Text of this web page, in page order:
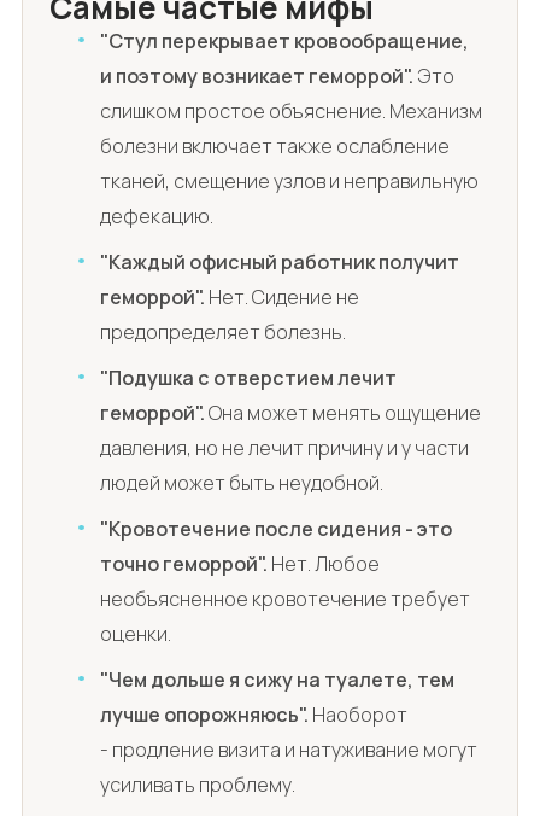
"Стул перекрывает кровообращение,
и поэтому возникает геморрой". Это
слишком простое объяснение. Механизм
болезни включает также ослабление
тканей, смещение узлов и неправильную
дефекацию.
"Каждый офисный работник получит
геморрой". Нет. Сидение не
предопределяет болезнь.
"Подушка с отверстием лечит
геморрой".Она может менять ощущение
давления, но не лечит причину и у части
людей может быть неудобной.
"Кровотечение после сидения - это
точно геморрой". Нет. Любое
необъясненное кровотечение требует
оценки.
"Чем дольше я сижу на туалете, тем
лучше опорожняюсь". Наоборот
- продление визита и натуживание могут
усиливать проблему.